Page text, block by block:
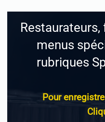
menus
rubriques
Pour